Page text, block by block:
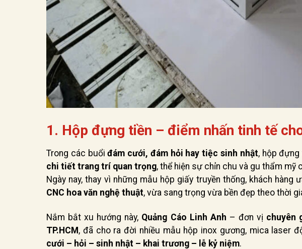
1. Hộp đựng tiền – điểm nhấn tinh tế
Trong các buổiđám cưới, đám hỏi hay tiệc sinh nhật, hộp
chi tiết trang trí quan trọng, thể hiện sự chỉn chu và gu thẩm mỹ
Ngày nay, thay vì những mẫu hộp giấy truyền thống, khách hàng
CNC hoa văn nghệ thuật, vừa sang trọng vừa bền đẹp theo thời
Nắm bắt xu hướng này, Quảng Cáo Linh Anh – đơn vị chuyên
TP.HCM, đã cho ra đời nhiều mẫu hộp inox gương, mica laser
cưới – hỏi – sinh nhật – khai trương – lễ kỷ niệm.